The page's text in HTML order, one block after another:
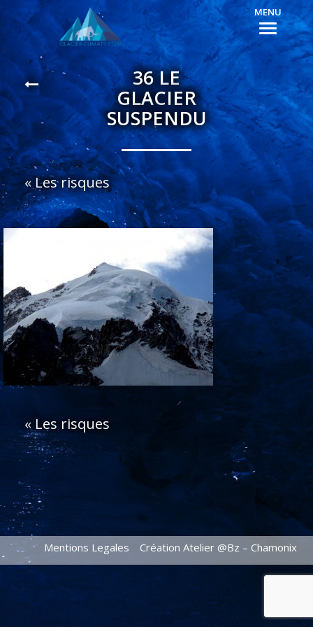
MENU
36 LE
GLACIER
SUSPENDU
«Les risques
« Les risques
Mentions Legales Création Atelier @Bz – Chamonix